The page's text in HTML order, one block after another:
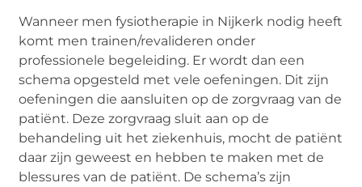
Wanneer men fysiotherapie in Nijkerk nodig heeft
komt men trainen/revalideren onder
professionele begeleiding. Er wordt dan een
schema opgesteld met vele oefeningen. Dit zijn
oefeningen die aansluiten op de zorgvraag van de
patiënt. Deze zorgvraag sluit aan op de
behandeling uit het ziekenhuis, mocht de patiënt
daar zijn geweest en hebben te maken met de
blessures van de patiënt. De schema’s zijn